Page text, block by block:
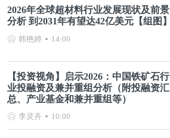
2026年全球超材料行业发展现状及前景
分析 到2031年有望达42亿美元【组图】
韩艳婷 14:00
【投资视角】启示2026：中国铁矿石行
业投融资及兼并重组分析（附投融资汇
总、产业基金和兼并重组等）
李灵卉 10:00